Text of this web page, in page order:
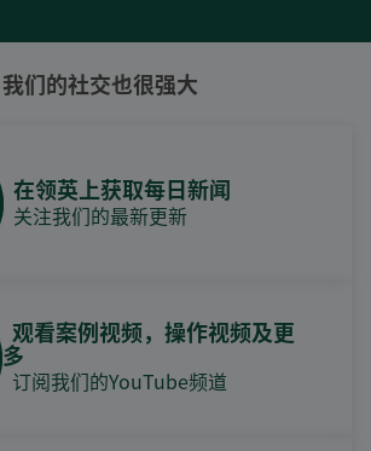
我们的社交也很强大
在领英上获取每日新闻
关注我们的最新更新
观看案例视频，操作视频及更
多
订阅我们的YouTube频道